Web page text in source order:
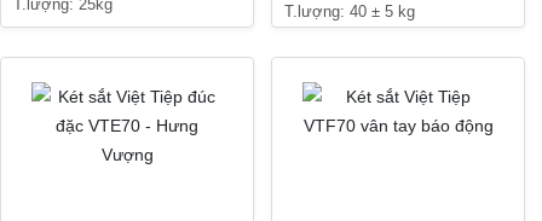
T.lượng: 25kg
T.lượng: 40 ± 5 kg